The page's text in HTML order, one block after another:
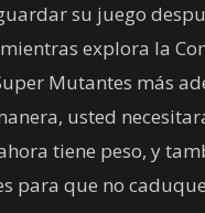
su juego
explora la
Mutantes más
usted
tiene peso, y
para que no